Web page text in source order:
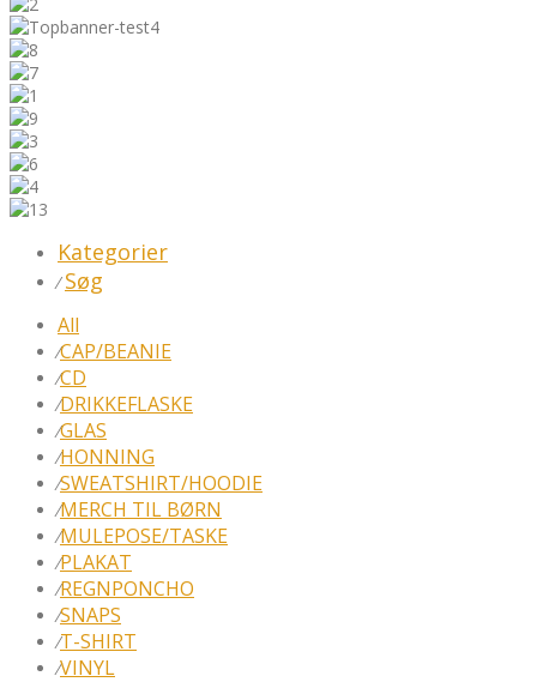
Kategorier
⁄ Søg
All
⁄CAP/BEANIE
⁄CD
⁄DRIKKEFLASKE
⁄GLAS
⁄HONNING
⁄SWEATSHIRT/HOODIE
⁄MERCH TIL BØRN
⁄MULEPOSE/TASKE
⁄PLAKAT
⁄REGNPONCHO
⁄SNAPS
⁄T-SHIRT
⁄VINYL